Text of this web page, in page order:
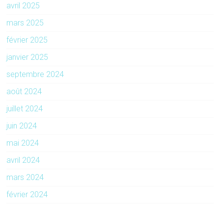
avril 2025
mars 2025
février 2025
janvier 2025
septembre 2024
août 2024
juillet 2024
juin 2024
mai 2024
avril 2024
mars 2024
février 2024